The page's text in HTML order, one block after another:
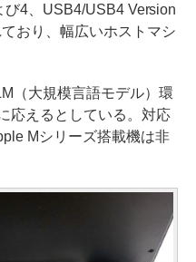
4、USB4/USB4 Version
おり、幅広いホストマシ
（大規模言語モデル）環
応えるとしている。対応
Mシリーズ搭載機は非